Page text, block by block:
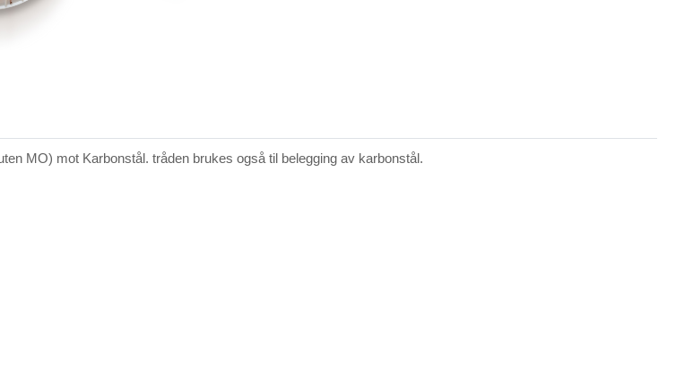
MO) mot Karbonstål. tråden brukes også til belegging av karbonstål.